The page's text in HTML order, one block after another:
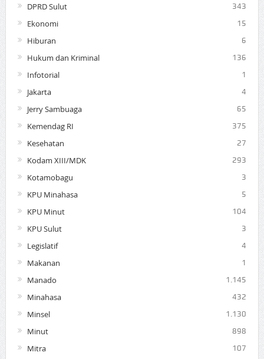
DPRD Sulut 343
Ekonomi 15
Hiburan 6
Hukum dan Kriminal 136
Infotorial 1
Jakarta 4
Jerry Sambuaga 65
Kemendag RI 375
Kesehatan 27
Kodam XIII/MDK 293
Kotamobagu 3
KPU Minahasa 5
KPU Minut 104
KPU Sulut 3
Legislatif 4
Makanan 1
Manado 1.145
Minahasa 432
Minsel 1.130
Minut 898
Mitra 107